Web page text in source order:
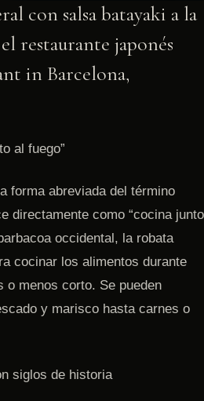
con salsa batayaki a la
restaurante japonés
in Barcelona,
al fuego”
forma abreviada del término
directamente como “cocina junto
occidental, la robata
cocinar los alimentos durante
o menos corto. Se pueden
y marisco hasta carnes o
siglos de historia